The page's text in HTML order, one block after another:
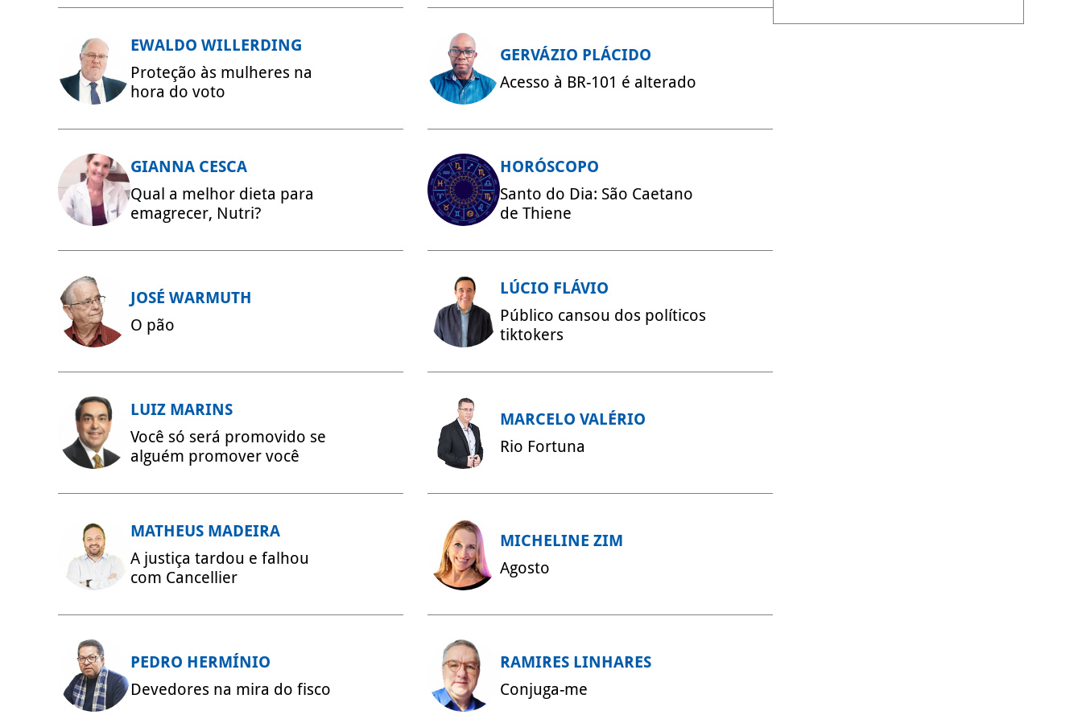
EWALDO WILLERDING
Proteção às mulheres na
hora do voto
GERVÁZIO PLÁCIDO
Acesso à BR-101 é alterado
GIANNA CESCA
Qual a melhor dieta para
emagrecer, Nutri?
HORÓSCOPO
Santo do Dia: São Caetano
de Thiene
JOSÉ WARMUTH
O pão
LÚCIO FLÁVIO
Público cansou dos políticos
tiktokers
LUIZ MARINS
Você só será promovido se
alguém promover você
MARCELO VALÉRIO
Rio Fortuna
MATHEUS MADEIRA
A justiça tardou e falhou
com Cancellier
MICHELINE ZIM
Agosto
PEDRO HERMÍNIO
Devedores na mira do fisco
RAMIRES LINHARES
Conjuga-me